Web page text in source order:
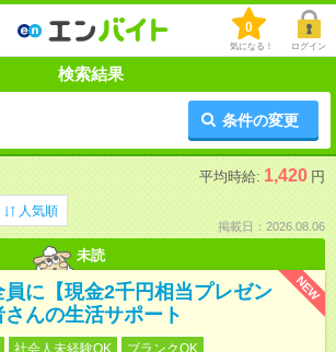
0
気になる！ ログイン
検索結果
条件の変更
平均時給: 1,420 円
人気順
掲載日：2026.08.06
未読
NEW
に【現金2千円相当プレゼン
さんの生活サポート
社会人未経験OK
ブランクOK